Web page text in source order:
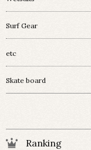
Surf Gear
etc
Skate board
Ranking